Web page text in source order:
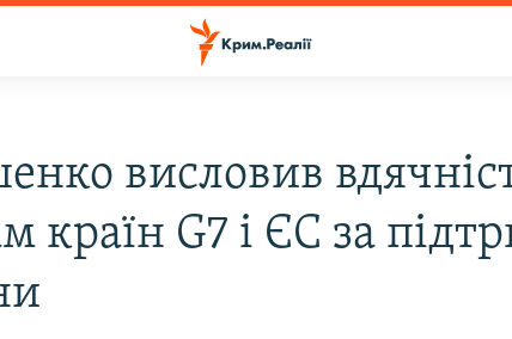
висловив
країн G7 і ЄС за